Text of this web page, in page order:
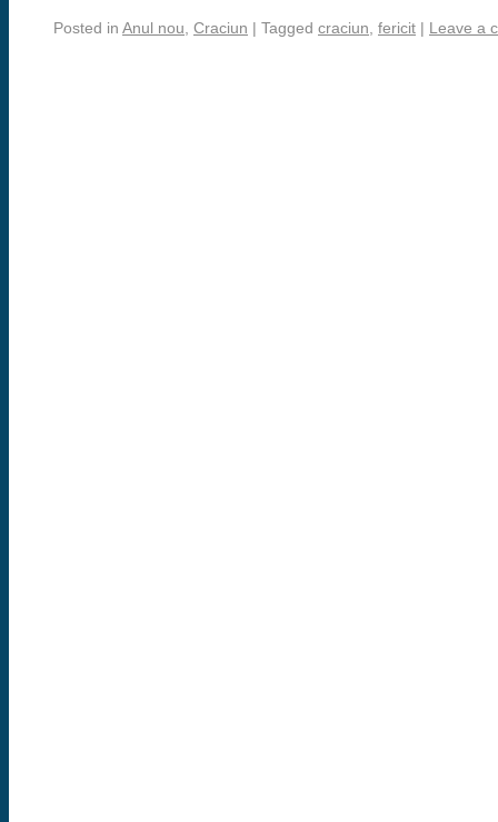
Posted in Anul nou Craciun | Tagged craciun fericit | Leave a